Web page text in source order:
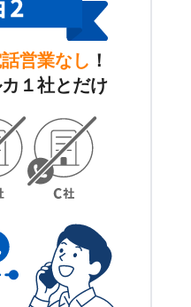
営業なし ！
１社とだけ